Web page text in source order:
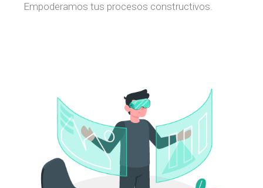
Empoderamos tus procesos constructivos.